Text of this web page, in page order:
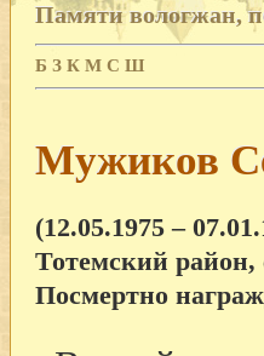
Памяти вологжан,
Б З К М С Ш
Мужиков
(12.05.1975 –
Тотемский район,
Посмертно